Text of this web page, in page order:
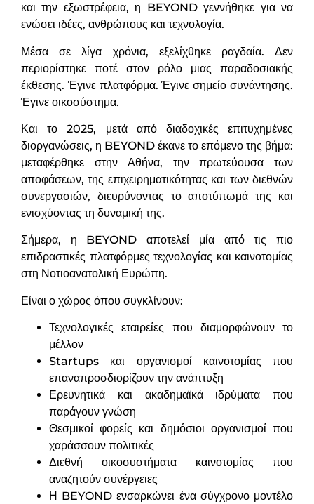
και την εξωστρέφεια, η BEYOND γεννήθηκε για να
ενώσει ιδέες, ανθρώπους και τεχνολογία.
Μέσα σε λίγα χρόνια, εξελίχθηκε ραγδαία. Δεν
περιορίστηκε ποτέ στον ρόλο μιας παραδοσιακής
έκθεσης. Έγινε πλατφόρμα. Έγινε σημείο συνάντησης.
Έγινε οικοσύστημα.
Και το 2025, μετά από διαδοχικές επιτυχημένες
διοργανώσεις, η BEYOND έκανε το επόμενο της βήμα:
μεταφέρθηκε στην Αθήνα, την πρωτεύουσα των
αποφάσεων, της επιχειρηματικότητας και των διεθνών
συνεργασιών, διευρύνοντας το αποτύπωμά της και
ενισχύοντας τη δυναμική της.
Σήμερα, η BEYOND αποτελεί μία από τις πιο
επιδραστικές πλατφόρμες τεχνολογίας και καινοτομίας
στη Νοτιοανατολική Ευρώπη.
Είναι ο χώρος όπου συγκλίνουν:
Τεχνολογικές εταιρείες που διαμορφώνουν το
μέλλον
Startups και οργανισμοί καινοτομίας που
επαναπροσδιορίζουν την ανάπτυξη
Ερευνητικά και ακαδημαϊκά ιδρύματα που
παράγουν γνώση
Θεσμικοί φορείς και δημόσιοι οργανισμοί που
χαράσσουν πολιτικές
Διεθνή οικοσυστήματα καινοτομίας που
αναζητούν συνέργειες
Η BEYOND ενσαρκώνει ένα σύγχρονο μοντέλο